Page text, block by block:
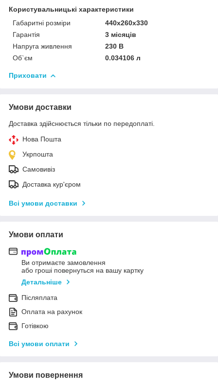
Користувальницькі характеристики
Габаритні розміри
440х260х330
Гарантія
3 місяців
Напруга живлення
230 В
Об`єм
0.034106 л
Приховати
Умови доставки
Доставка здійснюється тільки по передоплаті.
Нова Пошта
Укрпошта
Самовивіз
Доставка кур'єром
Всі умови доставки
Умови оплати
Ви отримаєте замовлення
або гроші повернуться на вашу картку
Детальніше
Післяплата
Оплата на рахунок
Готівкою
Всі умови оплати
Умови повернення